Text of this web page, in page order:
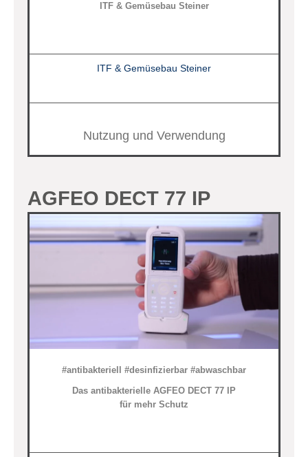
ITF & Gemüsebau Steiner
ITF & Gemüsebau Steiner
Nutzung und Verwendung
AGFEO DECT 77 IP
#antibakteriell #desinfizierbar #abwaschbar
Das antibakterielle AGFEO DECT 77 IP
für mehr Schutz